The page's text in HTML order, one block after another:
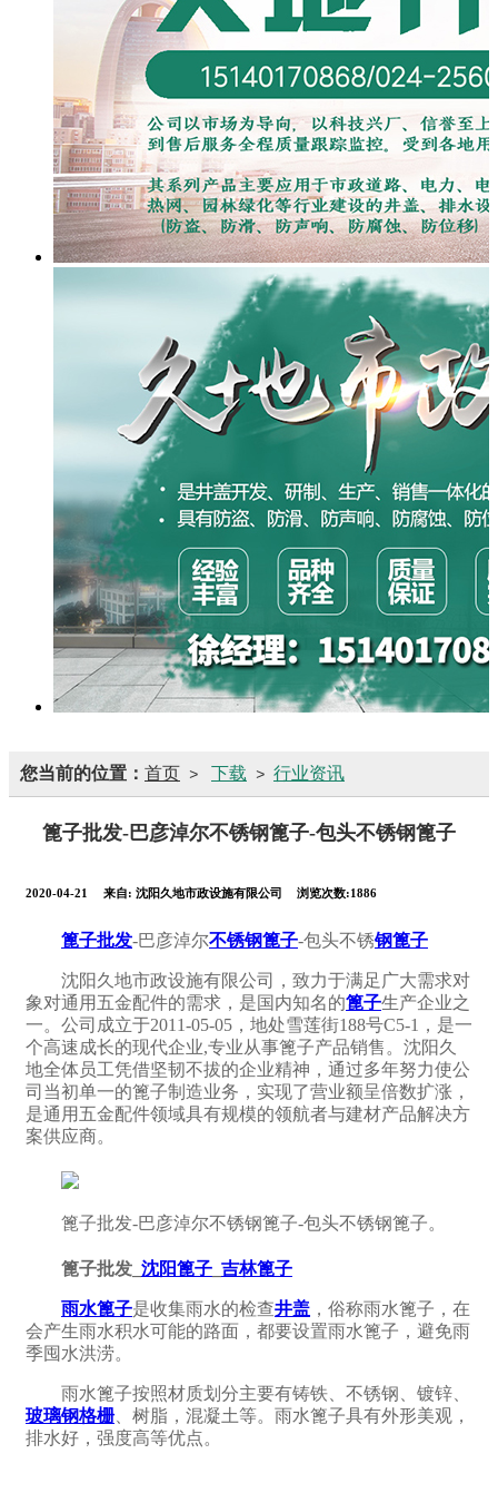
您当前的位置： 首页 > 下载 > 行业资讯
篦子批发-巴彦淖尔不锈钢篦子-包头不锈钢篦子
2020-04-21 来自: 沈阳久地市政设施有限公司 浏览次数:1886
篦子批发-巴彦淖尔不锈钢篦子-包头不锈钢篦子
沈阳久地市政设施有限公司，致力于满足广大需求对
象对通用五金配件的需求，是国内知名的篦子生产企业之
一。公司成立于2011-05-05，地处雪莲街188号C5-1，是一
个高速成长的现代企业,专业从事篦子产品销售。沈阳久
地全体员工凭借坚韧不拔的企业精神，通过多年努力使公
司当初单一的篦子制造业务，实现了营业额呈倍数扩涨，
是通用五金配件领域具有规模的领航者与建材产品解决方
案供应商。
篦子批发-巴彦淖尔不锈钢篦子-包头不锈钢篦子。
篦子批发_ 沈阳篦子 吉林篦子
雨水篦子是收集雨水的检查井盖 ，俗称雨水篦子，在
会产生雨水积水可能的路面，都要设置雨水篦子，避免雨
季囤水洪涝。
雨水篦子按照材质划分主要有铸铁、不锈钢、镀锌、
玻璃钢格栅、树脂，混凝土等。雨水篦子具有外形美观，
排水好，强度高等优点。